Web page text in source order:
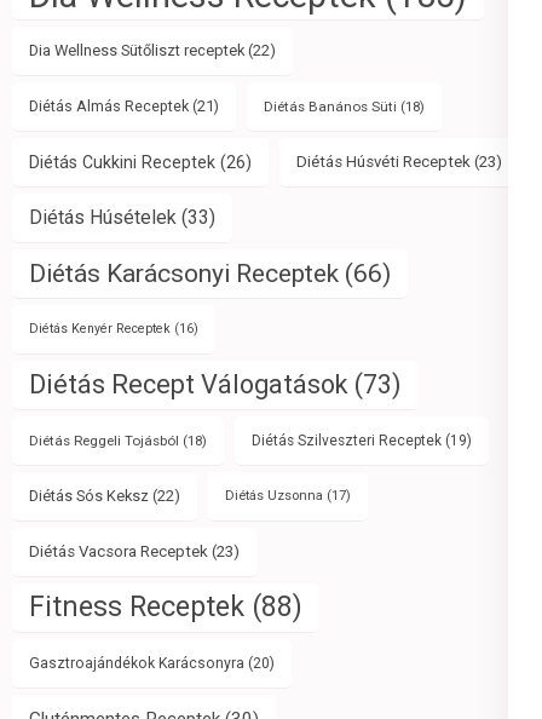
Dia Wellness Sütőliszt receptek (22)
Diétás Almás Receptek (21) Diétás Banános Süti (18)
Diétás Cukkini Receptek (26) Diétás Húsvéti Receptek (23)
Diétás Húsételek (33)
Diétás Karácsonyi Receptek (66)
Diétás Kenyér Receptek (16)
Diétás Recept Válogatások (73)
Diétás Reggeli Tojásból (18) Diétás Szilveszteri Receptek (19)
Diétás Sós Keksz (22) Diétás Uzsonna (17)
Diétás Vacsora Receptek (23)
Fitness Receptek (88)
Gasztroajándékok Karácsonyra (20)